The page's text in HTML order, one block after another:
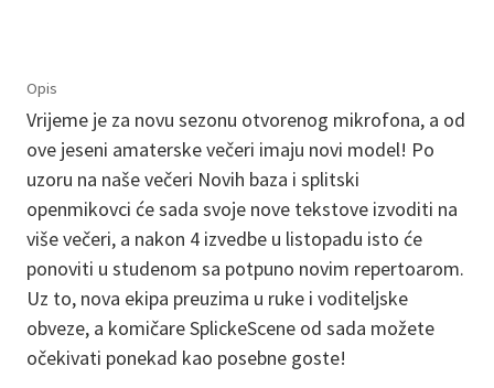
Opis
Vrijeme je za novu sezonu otvorenog mikrofona, a od
ove jeseni amaterske večeri imaju novi model! Po
uzoru na naše večeri Novih baza i splitski
openmikovci će sada svoje nove tekstove izvoditi na
više večeri, a nakon 4 izvedbe u listopadu isto će
ponoviti u studenom sa potpuno novim repertoarom.
Uz to, nova ekipa preuzima u ruke i voditeljske
obveze, a komičare SplickeScene od sada možete
očekivati ponekad kao posebne goste!